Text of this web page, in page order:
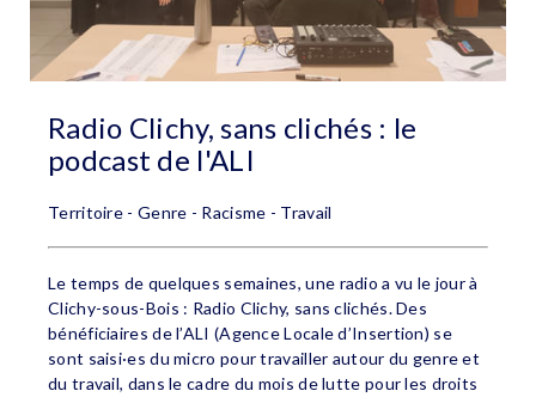
Radio Clichy, sans clichés : le
podcast de l'ALI
Territoire - Genre - Racisme - Travail
Le temps de quelques semaines, une radio a vu le jour à
Clichy-sous-Bois : Radio Clichy, sans clichés. Des
bénéficiaires de l’ALI (Agence Locale d’Insertion) se
sont saisi·es du micro pour travailler autour du genre et
du travail, dans le cadre du mois de lutte pour les droits